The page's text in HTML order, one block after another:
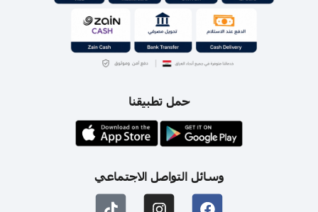
حمل تطبيقنا
وسائل التواصل الاجتماعي